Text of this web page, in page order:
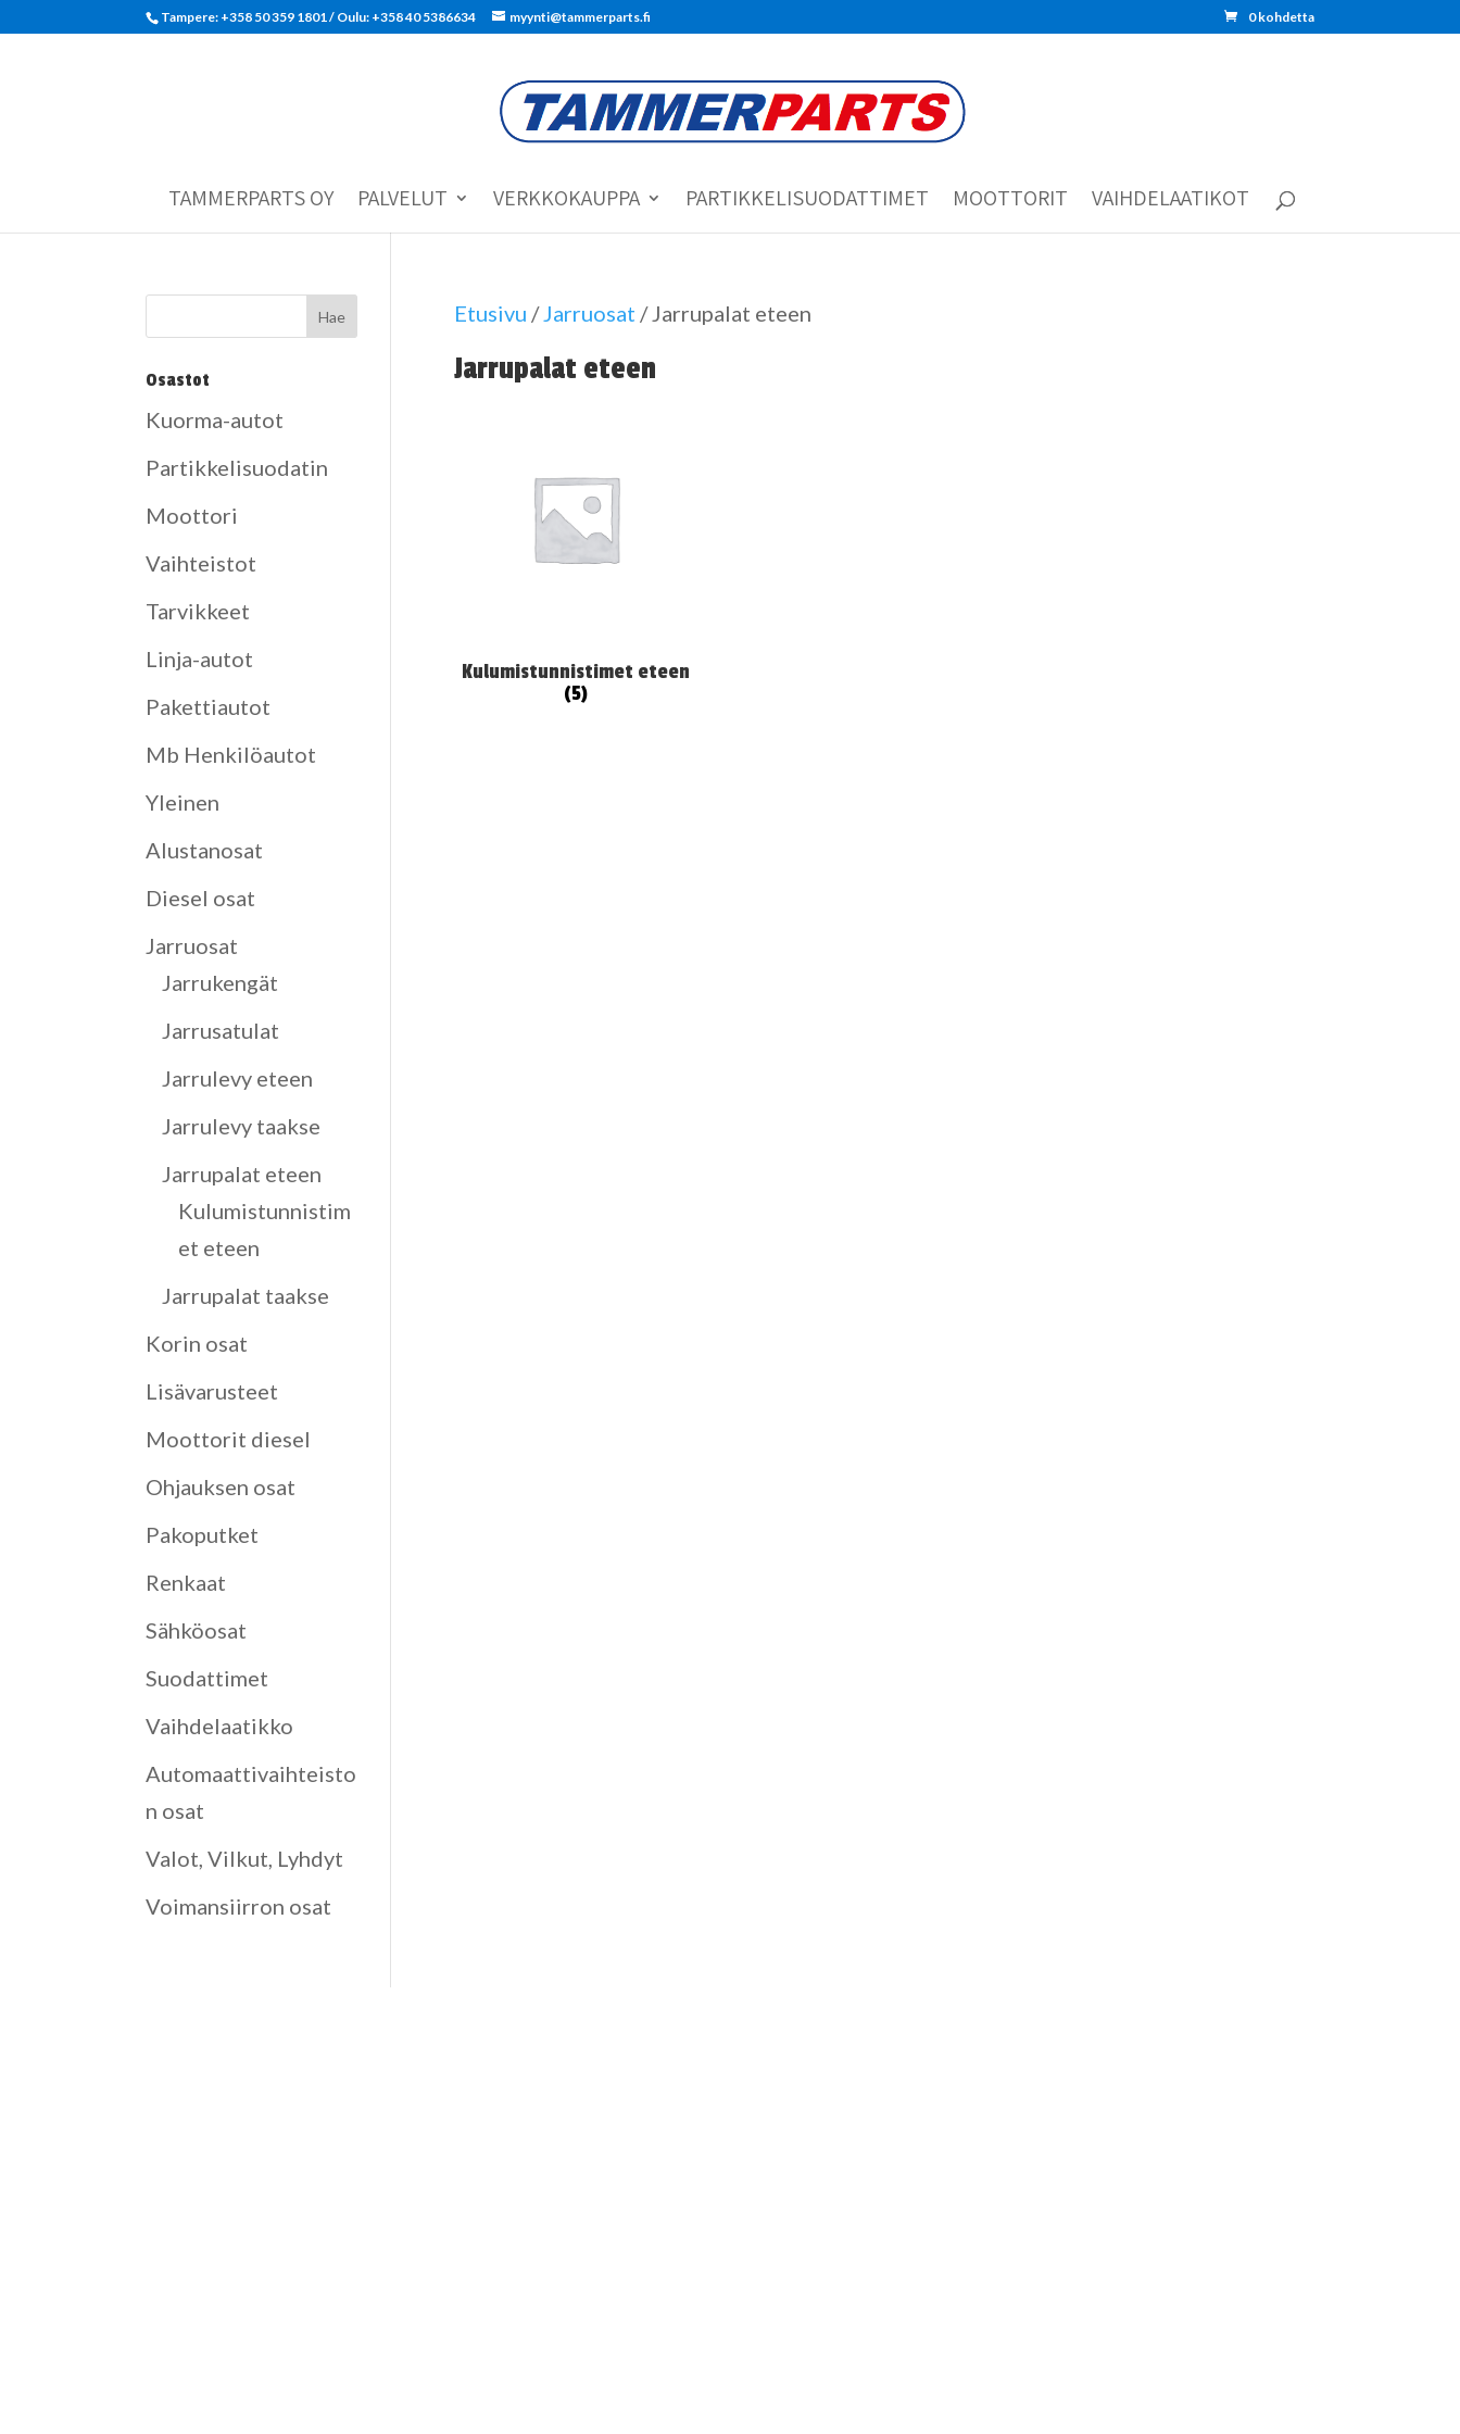
Tampere: +358 50 359 1801‬ / Oulu: +358 40 5386634 myynti@tammerparts.fi 0 kohdetta
TAMMERPARTS OY PALVELUT VERKKOKAUPPA PARTIKKELISUODATTIMET MOOTTORIT VAIHDELAATIKOT
Etusivu /Jarruosat / Jarrupalat eteen
Jarrupalat eteen
Kulumistunnistimet eteen
(5)
Osastot
Kuorma-autot
Partikkelisuodatin
Moottori
Vaihteistot
Tarvikkeet
Linja-autot
Pakettiautot
Mb Henkilöautot
Yleinen
Alustanosat
Diesel osat
Jarruosat
Jarrukengät
Jarrusatulat
Jarrulevy eteen
Jarrulevy taakse
Jarrupalat eteen
Kulumistunnistim
et eteen
Jarrupalat taakse
Korin osat
Lisävarusteet
Moottorit diesel
Ohjauksen osat
Pakoputket
Renkaat
Sähköosat
Suodattimet
Vaihdelaatikko
Automaattivaihteisto
n osat
Valot, Vilkut, Lyhdyt
Voimansiirron osat